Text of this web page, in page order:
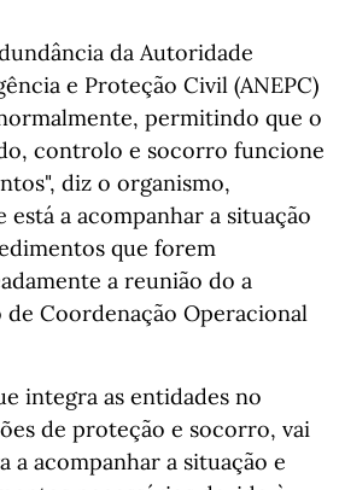
da Autoridade
e Proteção Civil (ANEPC)
permitindo que o
controlo e socorro funcione
diz o organismo,
está a acompanhar a situação
que forem
a reunião do a
Coordenação Operacional
integra as entidades no
de proteção e socorro, vai
a acompanhar a situação e